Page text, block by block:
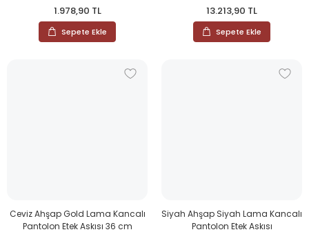
1.978,90 TL
Sepete Ekle
13.213,90 TL
Sepete Ekle
Ceviz Ahşap Gold Lama Kancalı
Pantolon Etek Askısı 36 cm
Siyah Ahşap Siyah Lama Kancalı
Pantolon Etek Askısı